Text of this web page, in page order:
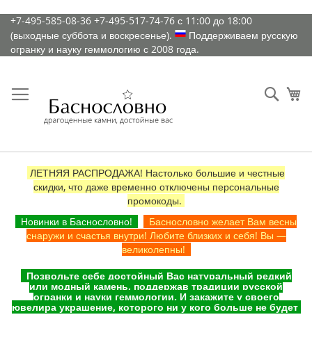
К
содержимому
+7-495-585-08-36 +7-495-517-74-76 с 11:00 до 18:00
(выходные суббота и воскресенье).
Поддерживаем русскую
огранку и науку геммологию с 2008 года.
ЛЕТНЯЯ РАСПРОДАЖА! Настолько большие и честные
скидки, что даже временно отключены персональные
промокоды.
Новинки в Баснословно!
Баснословно желает Вам весны
снаружи и счастья внутри! Любите близких и себя! Вы —
великолепны!
Позвольте себе достойный Вас натуральный редкий
или модный камень, поддержав традиции русской
огранки и науки геммологии. И закажите у своего
ювелира украшение, которого ни у кого больше не будет